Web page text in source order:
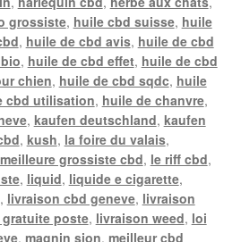
grossiste, huile cbd suisse, huile
, huile de cbd avis, huile de cbd
, huile de cbd effet, huile de cbd
chien, huile de cbd sqdc, huile
cbd utilisation, huile de chanvre,
, kaufen deutschland, kaufen
, kush, la foire du valais,
grossiste cbd, le riff cbd,
, liquid, liquide e cigarette,
, livraison cbd geneve, livraison
poste, livraison weed, loi
, magnin sion, meilleur cbd